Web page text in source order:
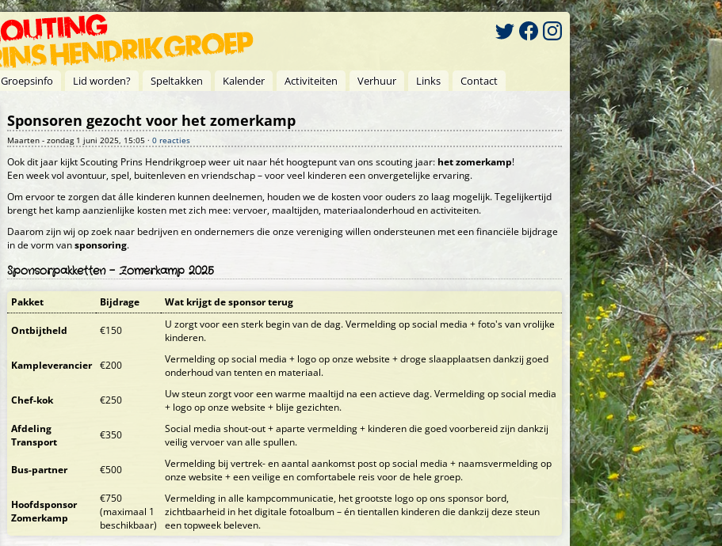
Groepsinfo Lid worden? Speltakken Kalender Activiteiten Verhuur Links Contact
Sponsoren gezocht voor het zomerkamp
Maarten - zondag 1 juni 2025, 15:05 · 0 reacties
Ook dit jaar kijkt Scouting Prins Hendrikgroep weer uit naar hét hoogtepunt van ons scouting jaar: het zomerkamp!
Een week vol avontuur, spel, buitenleven en vriendschap – voor veel kinderen een onvergetelijke ervaring.
Om ervoor te zorgen dat álle kinderen kunnen deelnemen, houden we de kosten voor ouders zo laag mogelijk. Tegelijkertijd
brengt het kamp aanzienlijke kosten met zich mee: vervoer, maaltijden, materiaalonderhoud en activiteiten.
Daarom zijn wij op zoek naar bedrijven en ondernemers die onze vereniging willen ondersteunen met een financiële bijdrage
in de vorm vansponsoring.
Sponsorpakketten - Zomerkamp 2025
Pakket Bijdrage Wat krijgt de sponsor terug
Ontbijtheld €150
U zorgt voor een sterk begin van de dag. Vermelding op social media + foto's van vrolijke
kinderen.
Kampleverancier €200
Vermelding op social media + logo op onze website + droge slaapplaatsen dankzij goed
onderhoud van tenten en materiaal.
Chef-kok €250
Uw steun zorgt voor een warme maaltijd na een actieve dag. Vermelding op social media
+ logo op onze website + blije gezichten.
Afdeling
Transport
€350
Social media shout-out + aparte vermelding + kinderen die goed voorbereid zijn dankzij
veilig vervoer van alle spullen.
Bus-partner €500
Vermelding bij vertrek- en aantal aankomst post op social media + naamsvermelding op
onze website + een veilige en comfortabele reis voor de hele groep.
Hoofdsponsor
Zomerkamp
€750
(maximaal 1
beschikbaar)
Vermelding in alle kampcommunicatie, het grootste logo op ons sponsor bord,
zichtbaarheid in het digitale fotoalbum – én tientallen kinderen die dankzij deze steun
een topweek beleven.